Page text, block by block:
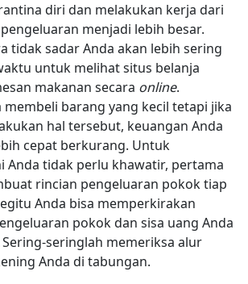
diri dan melakukan kerja dari
menjadi lebih besar.
tidak sadar Anda akan lebih sering
untuk melihat situs belanja
makanan secara online.
membeli barang yang kecil tetapi jika
hal tersebut, keuangan Anda
cepat berkurang. Untuk
Anda tidak perlu khawatir, pertama
rincian pengeluaran pokok tiap
Anda bisa memperkirakan
pokok dan sisa uang Anda
seringlah memeriksa alur
Anda di tabungan.